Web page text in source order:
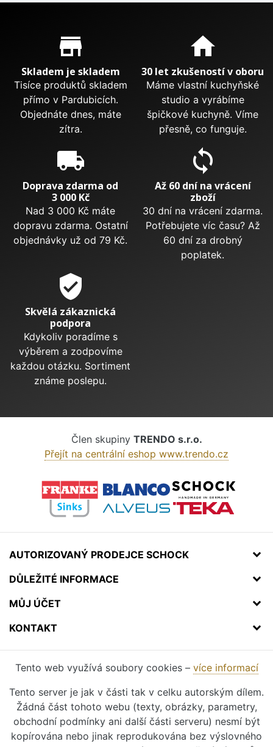
Proč nakupovat u nás?
store_mall_directory
Skladem je skladem
Tisíce produktů skladem
přímo v Pardubicích.
Objednáte dnes, máte
zítra.
home
30 let zkušeností v oboru
Máme vlastní kuchyňské
studio a vyrábíme
špičkové kuchyně. Víme
přesně, co funguje.
local_shipping
Doprava zdarma od
3 000 Kč
Nad 3 000 Kč máte
dopravu zdarma. Ostatní
objednávky už od 79 Kč.
sync
Až 60 dní na vrácení
zboží
30 dní na vrácení zdarma.
Potřebujete víc času? Až
60 dní za drobný
poplatek.
verified_user
Skvělá zákaznická
podpora
Kdykoliv poradíme s
výběrem a zodpovíme
každou otázku. Sortiment
známe poslepu.
Člen skupiny TRENDO s.r.o.
Přejít na centrální eshop www.trendo.cz
AUTORIZOVANÝ PRODEJCE SCHOCK
DŮLEŽITÉ INFORMACE
MŮJ ÚČET
KONTAKT
Tento web využívá soubory cookies – více informací
Tento server je jak v části tak v celku autorským dílem.
Žádná část tohoto webu (texty, obrázky, parametry,
obchodní podmínky ani další části serveru) nesmí být
kopírována nebo jinak reprodukována bez výslovného